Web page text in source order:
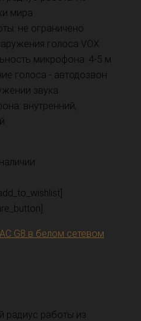
мира
не ограничено
голоса VOX
микрофона: 4-5 м
голоса - автодозвон
звука
внутренний,
G8 в белом сетевом
радиус работы из